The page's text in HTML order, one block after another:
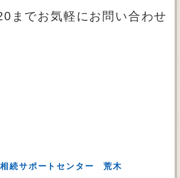
までお気軽にお問い合わせ
続サポートセンター 荒木